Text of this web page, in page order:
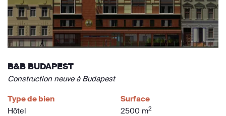
B&B BUDAPEST
Construction neuve à Budapest
Type de bien
Hôtel
Surface
2500 m2